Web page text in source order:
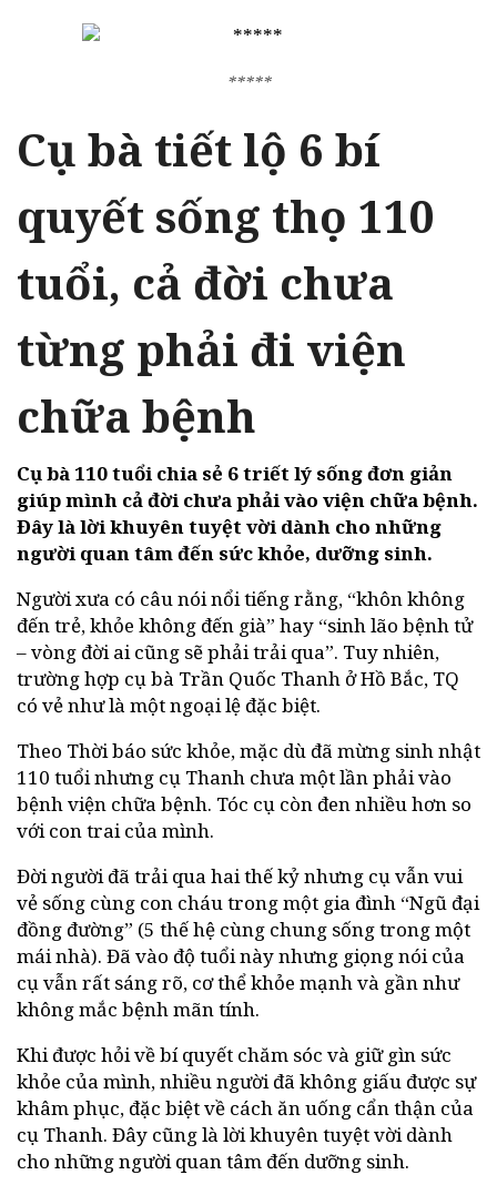
*****
Cụ bà tiết lộ 6 bí
quyết sống thọ 110
tuổi, cả đời chưa
từng phải đi viện
chữa bệnh
Cụ bà 110 tuổi chia sẻ 6 triết lý sống đơn giản
giúp mình cả đời chưa phải vào viện chữa bệnh.
Đây là lời khuyên tuyệt vời dành cho những
người quan tâm đến sức khỏe, dưỡng sinh.
Người xưa có câu nói nổi tiếng rằng, “khôn không
đến trẻ, khỏe không đến già” hay “sinh lão bệnh tử
– vòng đời ai cũng sẽ phải trải qua”. Tuy nhiên,
trường hợp cụ bà Trần Quốc Thanh ở Hồ Bắc, TQ
có vẻ như là một ngoại lệ đặc biệt.
Theo Thời báo sức khỏe, mặc dù đã mừng sinh nhật
110 tuổi nhưng cụ Thanh chưa một lần phải vào
bệnh viện chữa bệnh. Tóc cụ còn đen nhiều hơn so
với con trai của mình.
Đời người đã trải qua hai thế kỷ nhưng cụ vẫn vui
vẻ sống cùng con cháu trong một gia đình “Ngũ đại
đồng đường” (5 thế hệ cùng chung sống trong một
mái nhà). Đã vào độ tuổi này nhưng giọng nói của
cụ vẫn rất sáng rõ, cơ thể khỏe mạnh và gần như
không mắc bệnh mãn tính.
Khi được hỏi về bí quyết chăm sóc và giữ gìn sức
khỏe của mình, nhiều người đã không giấu được sự
khâm phục, đặc biệt về cách ăn uống cẩn thận của
cụ Thanh. Đây cũng là lời khuyên tuyệt vời dành
cho những người quan tâm đến dưỡng sinh.